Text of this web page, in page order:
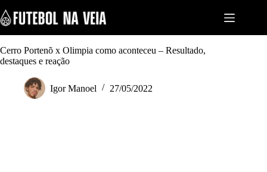
k
i
p
t
o
Cerro Portenõ x Olimpia como aconteceu – Resultado,
destaques e reação
Igor Manoel 27/05/2022